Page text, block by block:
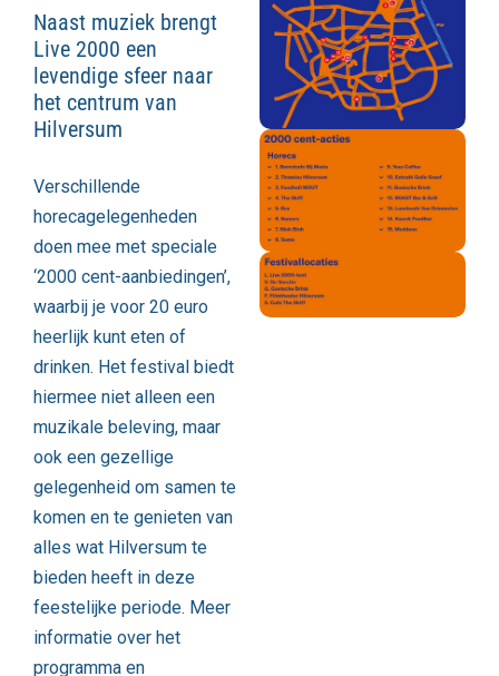
Naast muziek brengt
Live 2000 een
levendige sfeer naar
het centrum van
Hilversum
Verschillende
horecagelegenheden
doen mee met speciale
‘2000 cent-aanbiedingen’,
waarbij je voor 20 euro
heerlijk kunt eten of
drinken. Het festival biedt
hiermee niet alleen een
muzikale beleving, maar
ook een gezellige
gelegenheid om samen te
komen en te genieten van
alles wat Hilversum te
bieden heeft in deze
feestelijke periode. Meer
informatie over het
programma en